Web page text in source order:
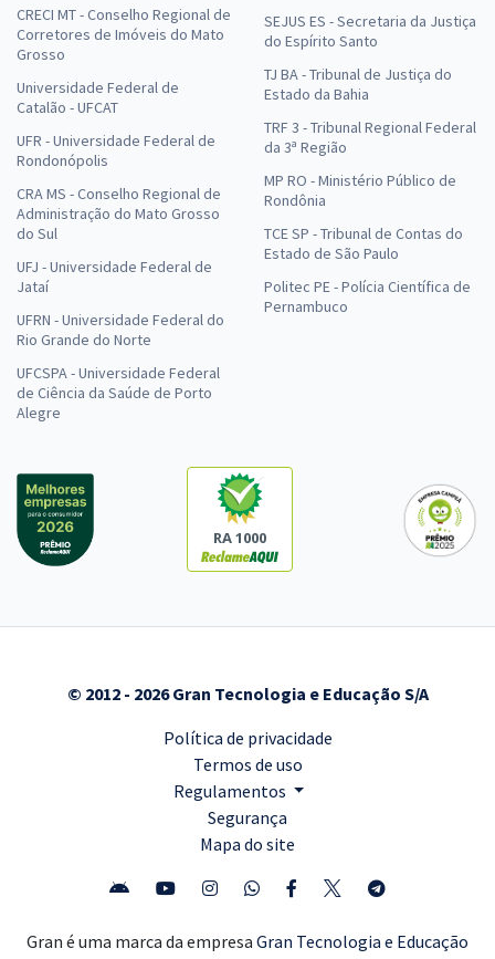
CRECI MT - Conselho Regional de
Corretores de Imóveis do Mato
Grosso
Universidade Federal de
Catalão - UFCAT
UFR - Universidade Federal de
Rondonópolis
CRA MS - Conselho Regional de
Administração do Mato Grosso
do Sul
UFJ - Universidade Federal de
Jataí
UFRN - Universidade Federal do
Rio Grande do Norte
UFCSPA - Universidade Federal
de Ciência da Saúde de Porto
Alegre
SEJUS ES - Secretaria da Justiça
do Espírito Santo
TJ BA - Tribunal de Justiça do
Estado da Bahia
TRF 3 - Tribunal Regional Federal
da 3ª Região
MP RO - Ministério Público de
Rondônia
TCE SP - Tribunal de Contas do
Estado de São Paulo
Politec PE - Polícia Científica de
Pernambuco
RA 1000
© 2012 - 2026 Gran Tecnologia e Educação S/A
Política de privacidade
Termos de uso
Regulamentos
Segurança
Mapa do site
Gran é uma marca da empresa Gran Tecnologia e Educação